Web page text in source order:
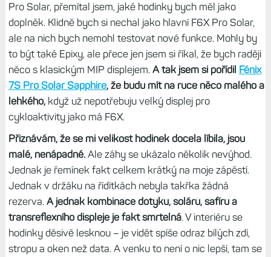
Pro Solar, přemítal jsem, jaké hodinky bych měl jako
doplněk. Klidně bych si nechal jako hlavní F6X Pro Solar,
ale na nich bych nemohl testovat nové funkce. Mohly by
to být také Epixy, ale přece jen jsem si říkal, že bych raději
něco s klasickým MIP displejem. A tak jsem si pořídil Fénix
7S Pro Solar Sapphire, že budu mít na ruce něco malého a
lehkého,když už nepotřebuju velký displej pro
cykloaktivity jako má F6X.
Přiznávám, že se mi velikost hodinek docela líbila, jsou
malé, nenápadné.Ale záhy se ukázalo několik nevýhod.
Jednak je řemínek fakt celkem krátký na moje zápěstí.
Jednak v držáku na řídítkách nebyla takřka žádná
rezerva. A jednak kombinace dotyku, soláru, safíru a
transreflexního displeje je fakt smrtelná. V interiéru se
hodinky děsivě lesknou – je vidět spíše odraz bílých zdí,
stropu a oken než data. A venku to není o nic lepší, tam se